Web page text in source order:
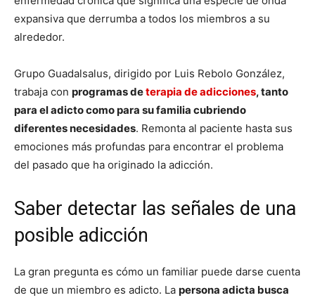
expansiva que derrumba a todos los miembros a su
alrededor.
Grupo Guadalsalus, dirigido por Luis Rebolo González,
trabaja con programas deterapia de adicciones, tanto
para el adicto como para su familia cubriendo
diferentes necesidades. Remonta al paciente hasta sus
emociones más profundas para encontrar el problema
del pasado que ha originado la adicción.
Saber detectar las señales de una
posible adicción
La gran pregunta es cómo un familiar puede darse cuenta
de que un miembro es adicto. La persona adicta busca